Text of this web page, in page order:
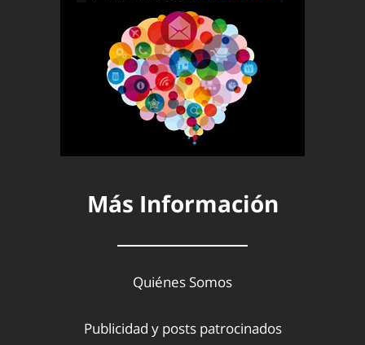
Más Información
Quiénes Somos
Publicidad y posts patrocinados